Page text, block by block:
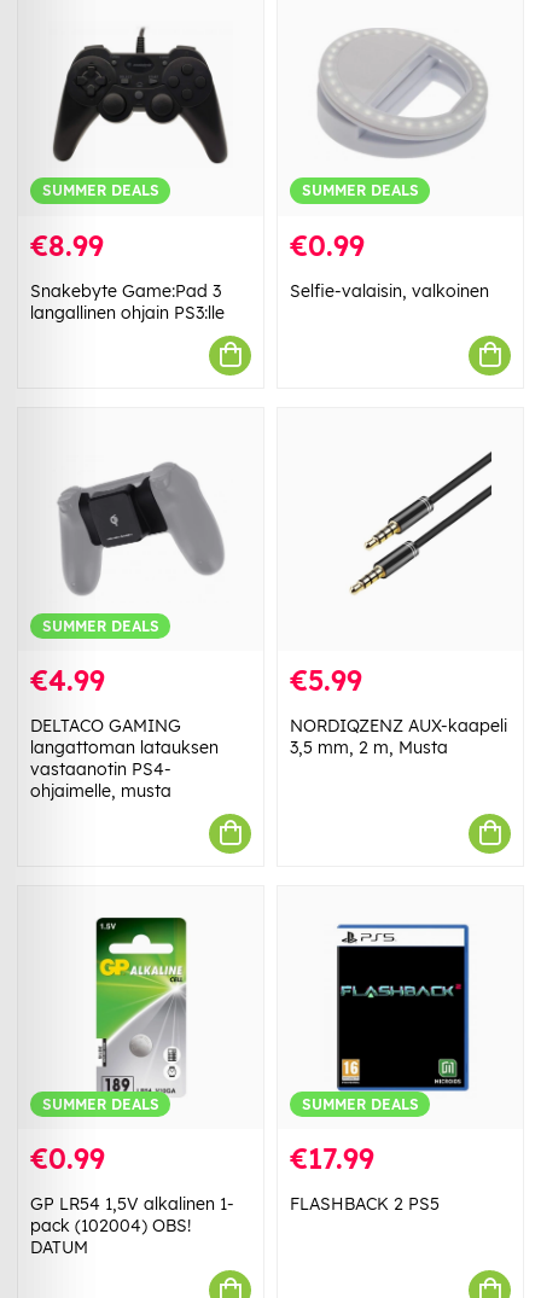
SUMMER DEALS
€8.99
Snakebyte Game:Pad 3
langallinen ohjain PS3:lle
SUMMER DEALS
€0.99
Selfie-valaisin, valkoinen
SUMMER DEALS
€4.99
DELTACO GAMING
langattoman latauksen
vastaanotin PS4-
ohjaimelle, musta
€5.99
NORDIQZENZ AUX-kaapeli
3,5 mm, 2 m, Musta
SUMMER DEALS
€0.99
GP LR54 1,5V alkalinen 1-
pack (102004) OBS!
DATUM
SUMMER DEALS
€17.99
FLASHBACK 2 PS5